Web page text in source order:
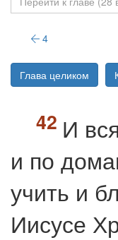
4
Глава целиком
И
и по
учить и
Иисусе